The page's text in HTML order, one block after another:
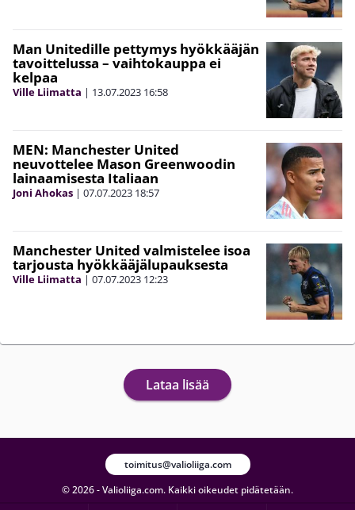
Man Unitedille pettymys hyökkääjän
tavoittelussa – vaihtokauppa ei
kelpaa
Ville Liimatta | 13.07.2023 16:58
MEN: Manchester United
neuvottelee Mason Greenwoodin
lainaamisesta Italiaan
Joni Ahokas | 07.07.2023 18:57
Manchester United valmistelee isoa
tarjousta hyökkääjälupauksesta
Ville Liimatta | 07.07.2023 12:23
Lataa lisää
© 2026 - Valioliiga.com. Kaikki oikeudet pidätetään.
toimitus@valioliiga.com